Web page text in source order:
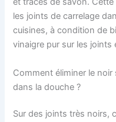
les joints de carrelage
cuisines, à condition de
vinaigre pur sur les joints
Comment éliminer le
dans la douche ?
Sur des joints très noirs,